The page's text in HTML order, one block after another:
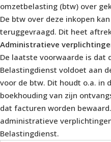
omzetbelasting (btw) over
De btw over deze inkopen
teruggevraagd. Dit heet
Administratieve
De laatste voorwaarde is dat
Belastingdienst voldoet aan
voor de btw. Dit houdt o.a. in
boekhouding van zijn
dat facturen worden
administratieve
Belastingdienst.